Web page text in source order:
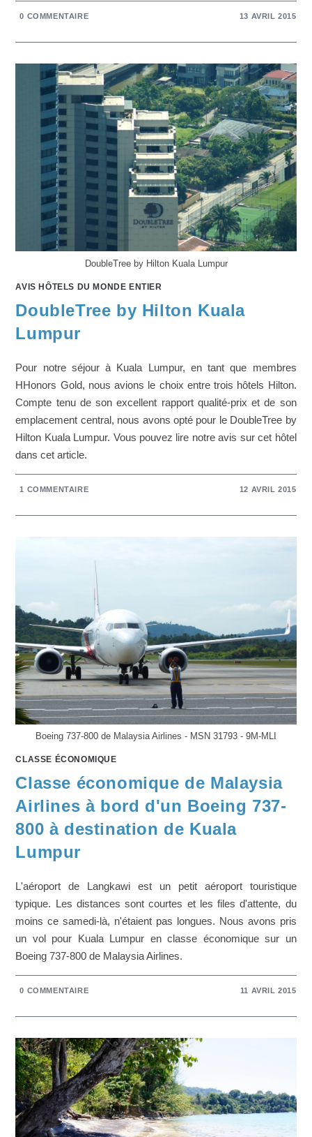
0 COMMENTAIRE 13 AVRIL 2015
DoubleTree by Hilton Kuala Lumpur
AVIS HÔTELS DU MONDE ENTIER
DoubleTree by Hilton Kuala
Lumpur
Pour notre séjour à Kuala Lumpur, en tant que membres
HHonors Gold, nous avions le choix entre trois hôtels Hilton.
Compte tenu de son excellent rapport qualité-prix et de son
emplacement central, nous avons opté pour le DoubleTree by
Hilton Kuala Lumpur. Vous pouvez lire notre avis sur cet hôtel
dans cet article.
1 COMMENTAIRE 12 AVRIL 2015
Boeing 737-800 de Malaysia Airlines - MSN 31793 - 9M-MLI
CLASSE ÉCONOMIQUE
Classe économique de Malaysia
Airlines à bord d'un Boeing 737-
800 à destination de Kuala
Lumpur
L'aéroport de Langkawi est un petit aéroport touristique
typique. Les distances sont courtes et les files d'attente, du
moins ce samedi-là, n'étaient pas longues. Nous avons pris
un vol pour Kuala Lumpur en classe économique sur un
Boeing 737-800 de Malaysia Airlines.
0 COMMENTAIRE 11 AVRIL 2015